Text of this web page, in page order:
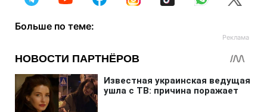
Больше по теме: